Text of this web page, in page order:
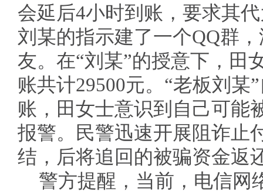
会延后4小时到账，要求其
刘某的指示建了一个QQ群
友。在“刘某”的授意下，田
账共计29500元。“老板刘某
账，田女士意识到自己可能
报警。民警迅速开展阻诈止
结，后将追回的被骗资金返
警方提醒，当前，电信网